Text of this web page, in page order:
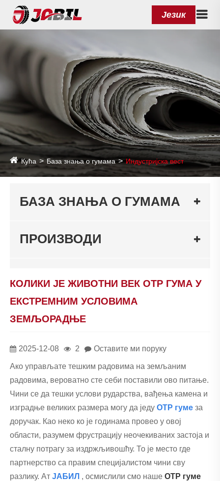
Језик
Кућа База знања о гумама Индустријска вест
БАЗА ЗНАЊА О ГУМАМА
ПРОИЗВОДИ
КОЛИКИ ЈЕ ЖИВОТНИ ВЕК ОТР ГУМА У ​​
ЕКСТРЕМНИМ УСЛОВИМА
ЗЕМЉОРАДЊЕ
2025-12-08 2 Оставите ми поруку
Ако управљате тешким радовима на земљаним
радовима, вероватно сте себи поставили ово питање.
Чини се да тешки услови рударства, вађења камена и
изградње великих размера могу да једу ОТР гуме за
доручак. Као неко ко је годинама провео у овој
области, разумем фрустрацију неочекиваних застоја и
сталну потрагу за издржљивошћу. То је место где
партнерство са правим специјалистом чини сву
разлику. Ат ЈАБИЛ , осмислили смо наше ОТР гуме